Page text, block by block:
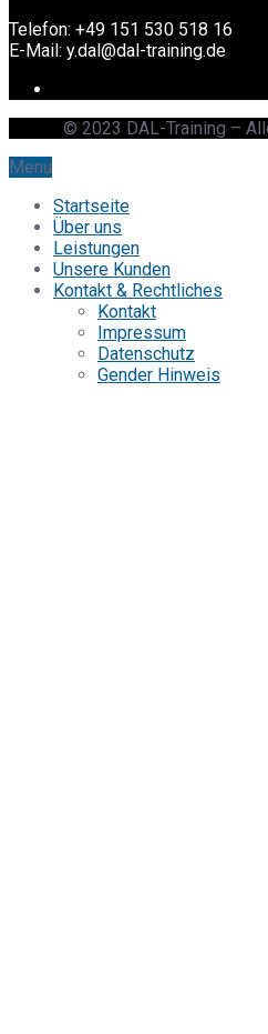
Telefon: +49 151 530 518 16
E-Mail: y.dal@dal-training.de
© 2023 DAL-Training –
Menu
Startseite
Über uns
Leistungen
Unsere Kunden
Kontakt & Rechtliches
Kontakt
Impressum
Datenschutz
Gender Hinweis